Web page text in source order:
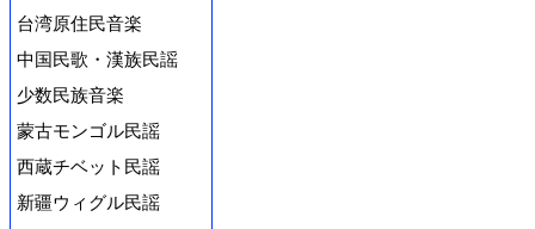
台湾原住民音楽
中国民歌・漢族民謡
少数民族音楽
蒙古モンゴル民謡
西蔵チベット民謡
新疆ウィグル民謡